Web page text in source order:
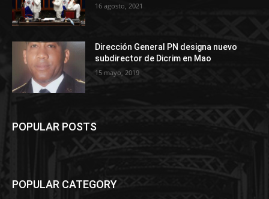
16 agosto, 2021
Dirección General PN designa nuevo
subdirector de Dicrim en Mao
15 mayo, 2019
POPULAR POSTS
POPULAR CATEGORY